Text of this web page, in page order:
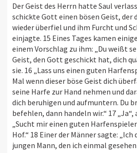
Der Geist des Herrn hatte Saul
schickte Gott einen bösen Geist, der
wieder überfiel und ihm Furcht und
einjagte. 15 Eines Tages kamen
einem Vorschlag zu ihm: „Du weißt
Geist, den Gott geschickt hat, dich
sie. 16 „Lass uns einen guten
Mal wenn dieser böse Geist dich
seine Harfe zur Hand nehmen und
dich beruhigen und aufmuntern. Du
befehlen, dann handeln wir.“ 17
„Sucht mir einen guten
Hof.“ 18 Einer der Männer sagte: „Ich
jungen Mann, den ich einmal